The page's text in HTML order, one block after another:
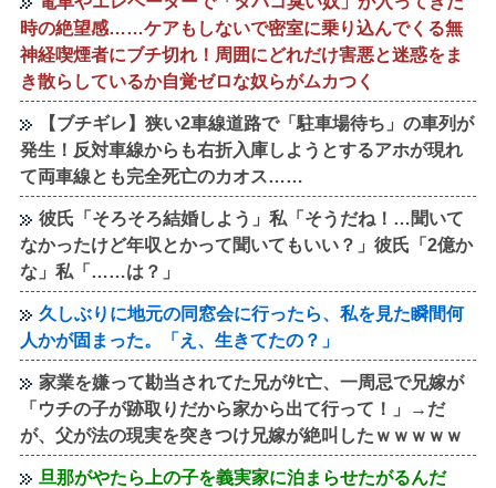
時の絶望感……ケアもしないで密室に乗り込んでくる無
神経喫煙者にブチ切れ！周囲にどれだけ害悪と迷惑をま
き散らしているか自覚ゼロな奴らがムカつく
【ブチギレ】狭い2車線道路で「駐車場待ち」の車列が
発生！反対車線からも右折入庫しようとするアホが現れ
て両車線とも完全死亡のカオス……
彼氏「そろそろ結婚しよう」私「そうだね！…聞いて
なかったけど年収とかって聞いてもいい？」彼氏「2億か
な」私「……は？」
久しぶりに地元の同窓会に行ったら、私を見た瞬間何
人かが固まった。「え、生きてたの？」
家業を嫌って勘当されてた兄がﾀﾋ亡、一周忌で兄嫁が
「ウチの子が跡取りだから家から出て行って！」→だ
が、父が法の現実を突きつけ兄嫁が絶叫したｗｗｗｗｗ
旦那がやたら上の子を義実家に泊まらせたがるんだ